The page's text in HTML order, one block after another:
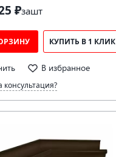
₽зашт
КУПИТЬ В 1 КЛИК
В избранное
консультация?